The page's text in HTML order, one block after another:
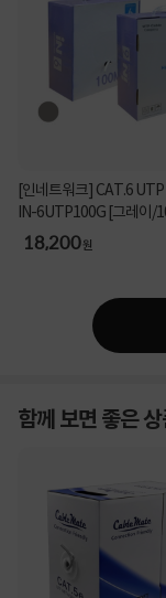
[인네트워크] CAT.6
IN-6UTP100G [그레이/
18,200원
함께 보면 좋은